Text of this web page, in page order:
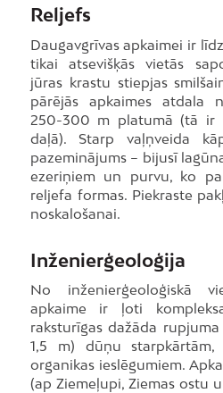
Reljefs
Daugavgrīvas apkaimei ir
tikai atsevišķās vietās
jūras krastu stiepjas
pārējās apkaimes atdala
250-300 m platumā (tā ir
daļā). Starp vaļņveida
pazeminājums – bijusī
ezeriņiem un purvu, ko
reljefa formas. Piekraste
noskalošanai.
Inženierģeoloģija
No inženierģeoloģiskā
apkaime ir ļoti
raksturīgas dažāda
1,5 m) dūņu starpkārtām,
organikas ieslēgumiem.
(ap Ziemeļupi, Ziemas ostu